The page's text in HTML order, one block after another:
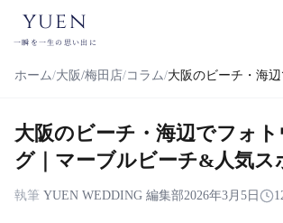
yuen
一瞬を一生の思い出に
ホーム 大阪/梅田店 コラム 大阪のビーチ・海
大阪のビーチ・海辺でフォ
グ｜マーブルビーチ&人気ス
執筆 YUEN WEDDING 編集部2026年3月5日